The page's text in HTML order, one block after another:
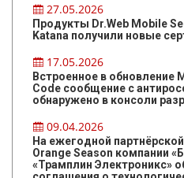
27.05.2026
Продукты Dr.Web Mobile
Katana получили новые
17.05.2026
Встроенное в обновление
Code сообщение с
обнаружено в консоли
09.04.2026
На ежегодной
Orange Season компании
«Трамплин Электроникс»